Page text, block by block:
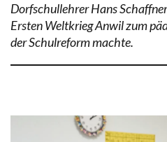
Dorfschullehrer Hans
Ersten Weltkrieg Anwil zum
der Schulreform machte.